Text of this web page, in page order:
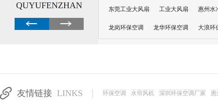
QUYUFENZHAN 东莞工业大风扇 工业大风扇 惠州水
龙岗环保空调 龙华环保空调 大浪环
友情链接 LINKS 环保空调 水帘风机 深圳环保空调厂家 惠